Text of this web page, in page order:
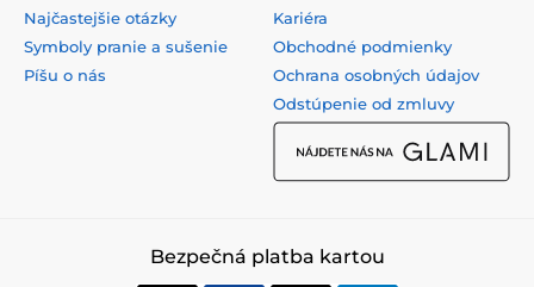
Najčastejšie otázky
Symboly pranie a sušenie
Píšu o nás
Kariéra
Obchodné podmienky
Ochrana osobných údajov
Odstúpenie od zmluvy
Bezpečná platba kartou